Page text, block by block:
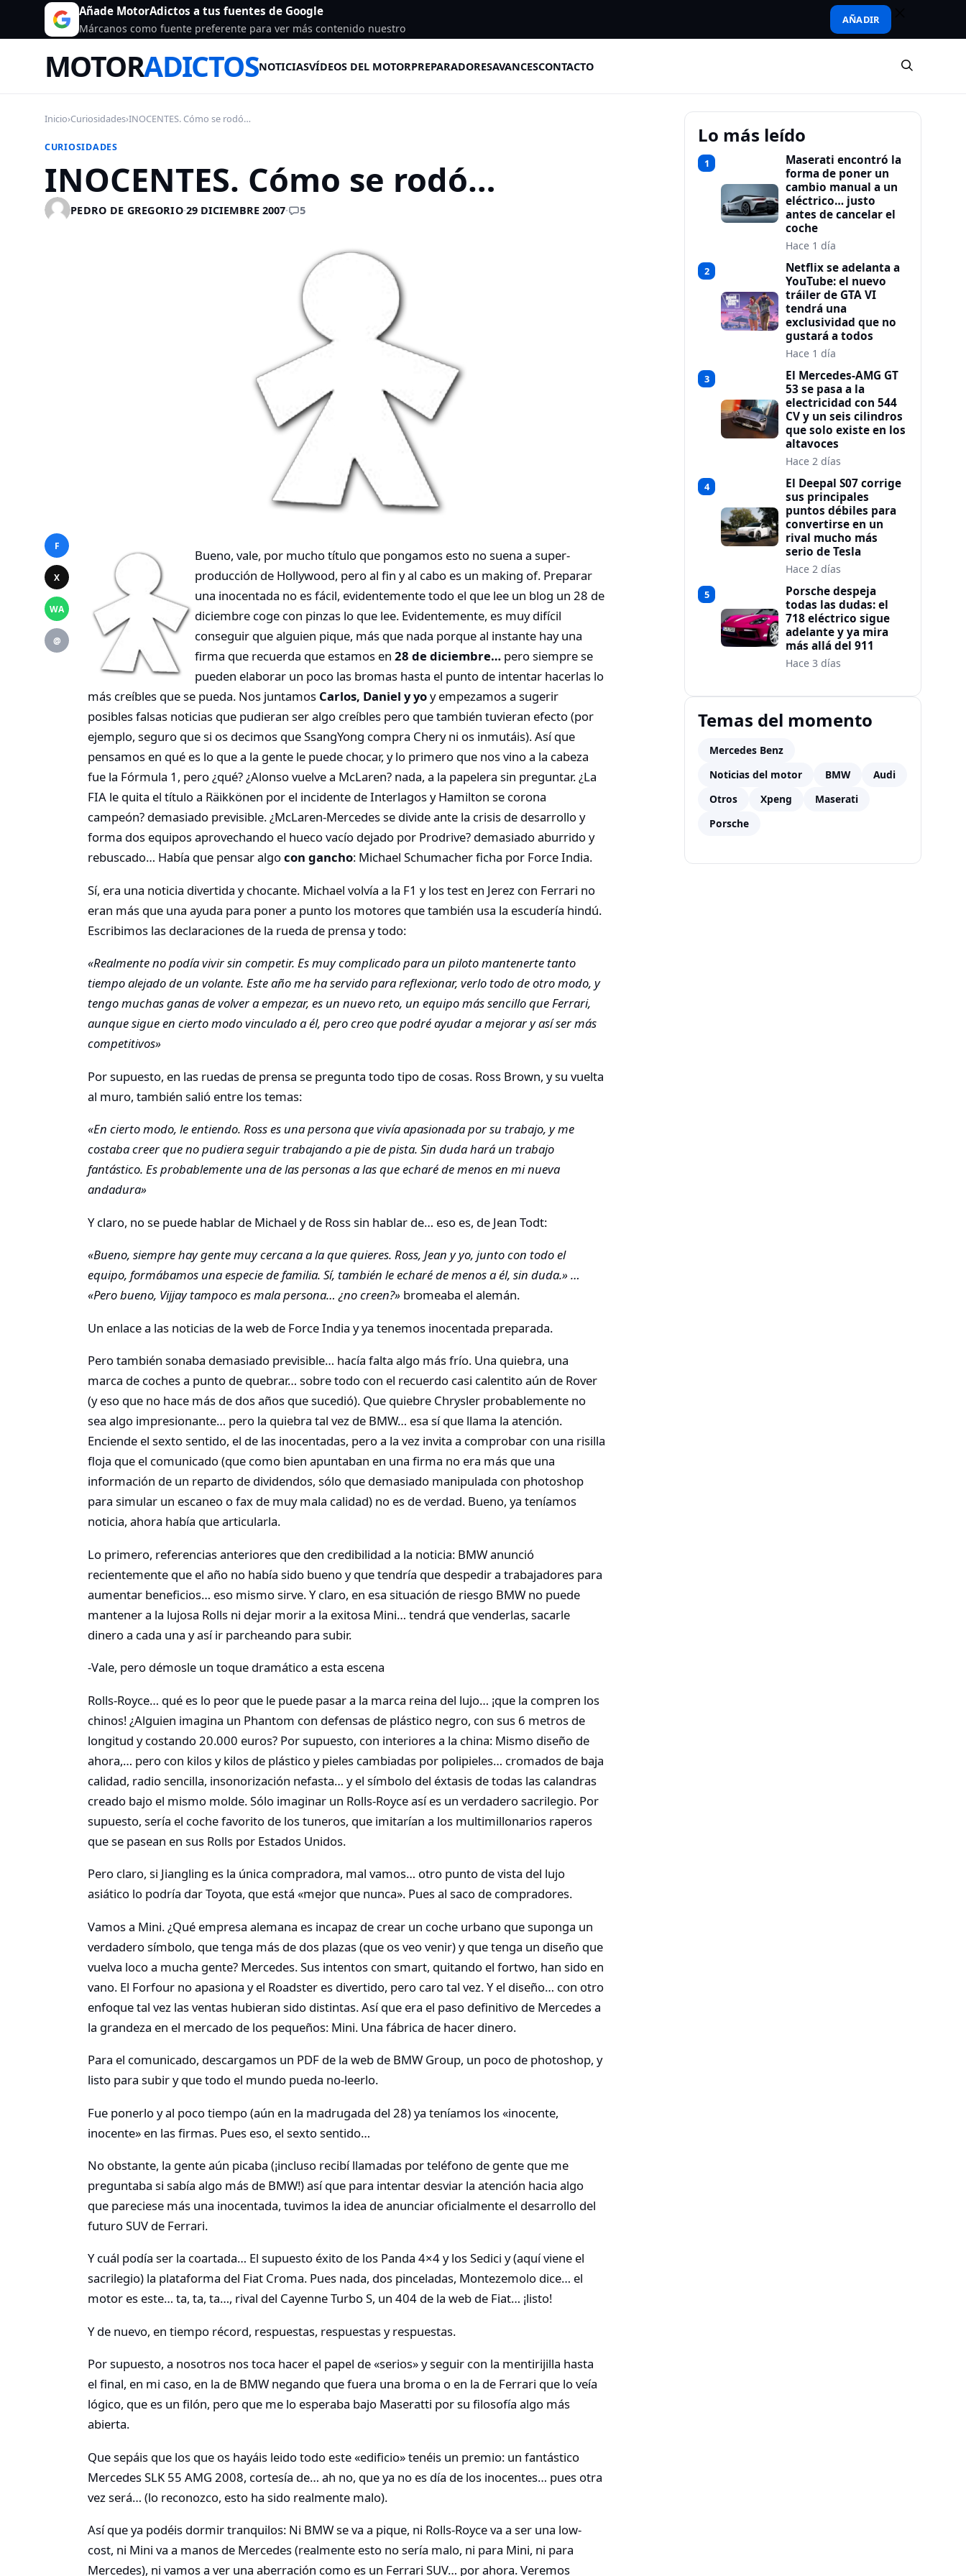
Añade MotorAdictos a tus fuentes de Google
Márcanos como fuente preferente para ver más contenido nuestro
AÑADIR
MOTORADICTOSNOTICIASVÍDEOS DEL MOTORPREPARADORESAVANCESCONTACTO
Inicio›Curiosidades›INOCENTES. Cómo se rodó…
CURIOSIDADES
INOCENTES. Cómo se rodó…
PEDRO DE GREGORIO·29 DICIEMBRE 2007· 5
F
X
WA
@
Bueno, vale, por mucho título que pongamos esto no suena a super-
producción de Hollywood, pero al fin y al cabo es un making of. Preparar
una inocentada no es fácil, evidentemente todo el que lee un blog un 28 de
diciembre coge con pinzas lo que lee. Evidentemente, es muy difícil
conseguir que alguien pique, más que nada porque al instante hay una
firma que recuerda que estamos en 28 de diciembre… pero siempre se
pueden elaborar un poco las bromas hasta el punto de intentar hacerlas lo
más creíbles que se pueda. Nos juntamos Carlos, Daniel y yoy empezamos a sugerir
posibles falsas noticias que pudieran ser algo creíbles pero que también tuvieran efecto (por
ejemplo, seguro que si os decimos que SsangYong compra Chery ni os inmutáis). Así que
pensamos en qué es lo que a la gente le puede chocar, y lo primero que nos vino a la cabeza
fue la Fórmula 1, pero ¿qué? ¿Alonso vuelve a McLaren? nada, a la papelera sin preguntar. ¿La
FIA le quita el título a Räikkönen por el incidente de Interlagos y Hamilton se corona
campeón? demasiado previsible. ¿McLaren-Mercedes se divide ante la crisis de desarrollo y
forma dos equipos aprovechando el hueco vacío dejado por Prodrive? demasiado aburrido y
rebuscado… Había que pensar algocon gancho: Michael Schumacher ficha por Force India.
Sí, era una noticia divertida y chocante. Michael volvía a la F1 y los test en Jerez con Ferrari no
eran más que una ayuda para poner a punto los motores que también usa la escudería hindú.
Escribimos las declaraciones de la rueda de prensa y todo:
«Realmente no podía vivir sin competir. Es muy complicado para un piloto mantenerte tanto
tiempo alejado de un volante. Este año me ha servido para reflexionar, verlo todo de otro modo, y
tengo muchas ganas de volver a empezar, es un nuevo reto, un equipo más sencillo que Ferrari,
aunque sigue en cierto modo vinculado a él, pero creo que podré ayudar a mejorar y así ser más
competitivos»
Por supuesto, en las ruedas de prensa se pregunta todo tipo de cosas. Ross Brown, y su vuelta
al muro, también salió entre los temas:
«En cierto modo, le entiendo. Ross es una persona que vivía apasionada por su trabajo, y me
costaba creer que no pudiera seguir trabajando a pie de pista. Sin duda hará un trabajo
fantástico. Es probablemente una de las personas a las que echaré de menos en mi nueva
andadura»
Y claro, no se puede hablar de Michael y de Ross sin hablar de… eso es, de Jean Todt:
«Bueno, siempre hay gente muy cercana a la que quieres. Ross, Jean y yo, junto con todo el
equipo, formábamos una especie de familia. Sí, también le echaré de menos a él, sin duda.» …
«Pero bueno, Vijjay tampoco es mala persona… ¿no creen?» bromeaba el alemán.
Un enlace a las noticias de la web de Force India y ya tenemos inocentada preparada.
Pero también sonaba demasiado previsible… hacía falta algo más frío. Una quiebra, una
marca de coches a punto de quebrar… sobre todo con el recuerdo casi calentito aún de Rover
(y eso que no hace más de dos años que sucedió). Que quiebre Chrysler probablemente no
sea algo impresionante… pero la quiebra tal vez de BMW… esa sí que llama la atención.
Enciende el sexto sentido, el de las inocentadas, pero a la vez invita a comprobar con una risilla
floja que el comunicado (que como bien apuntaban en una firma no era más que una
información de un reparto de dividendos, sólo que demasiado manipulada con photoshop
para simular un escaneo o fax de muy mala calidad) no es de verdad. Bueno, ya teníamos
noticia, ahora había que articularla.
Lo primero, referencias anteriores que den credibilidad a la noticia: BMW anunció
recientemente que el año no había sido bueno y que tendría que despedir a trabajadores para
aumentar beneficios… eso mismo sirve. Y claro, en esa situación de riesgo BMW no puede
mantener a la lujosa Rolls ni dejar morir a la exitosa Mini… tendrá que venderlas, sacarle
dinero a cada una y así ir parcheando para subir.
-Vale, pero démosle un toque dramático a esta escena
Rolls-Royce… qué es lo peor que le puede pasar a la marca reina del lujo… ¡que la compren los
chinos! ¿Alguien imagina un Phantom con defensas de plástico negro, con sus 6 metros de
longitud y costando 20.000 euros? Por supuesto, con interiores a la china: Mismo diseño de
ahora,… pero con kilos y kilos de plástico y pieles cambiadas por polipieles… cromados de baja
calidad, radio sencilla, insonorización nefasta… y el símbolo del éxtasis de todas las calandras
creado bajo el mismo molde. Sólo imaginar un Rolls-Royce así es un verdadero sacrilegio. Por
supuesto, sería el coche favorito de los tuneros, que imitarían a los multimillonarios raperos
que se pasean en sus Rolls por Estados Unidos.
Pero claro, si Jiangling es la única compradora, mal vamos… otro punto de vista del lujo
asiático lo podría dar Toyota, que está «mejor que nunca». Pues al saco de compradores.
Vamos a Mini. ¿Qué empresa alemana es incapaz de crear un coche urbano que suponga un
verdadero símbolo, que tenga más de dos plazas (que os veo venir) y que tenga un diseño que
vuelva loco a mucha gente? Mercedes. Sus intentos con smart, quitando el fortwo, han sido en
vano. El Forfour no apasiona y el Roadster es divertido, pero caro tal vez. Y el diseño… con otro
enfoque tal vez las ventas hubieran sido distintas. Así que era el paso definitivo de Mercedes a
la grandeza en el mercado de los pequeños: Mini. Una fábrica de hacer dinero.
Para el comunicado, descargamos un PDF de la web de BMW Group, un poco de photoshop, y
listo para subir y que todo el mundo pueda no-leerlo.
Fue ponerlo y al poco tiempo (aún en la madrugada del 28) ya teníamos los «inocente,
inocente» en las firmas. Pues eso, el sexto sentido…
No obstante, la gente aún picaba (¡incluso recibí llamadas por teléfono de gente que me
preguntaba si sabía algo más de BMW!) así que para intentar desviar la atención hacia algo
que pareciese más una inocentada, tuvimos la idea de anunciar oficialmente el desarrollo del
futuro SUV de Ferrari.
Y cuál podía ser la coartada… El supuesto éxito de los Panda 4×4 y los Sedici y (aquí viene el
sacrilegio) la plataforma del Fiat Croma. Pues nada, dos pinceladas, Montezemolo dice… el
motor es este… ta, ta, ta…, rival del Cayenne Turbo S, un 404 de la web de Fiat… ¡listo!
Y de nuevo, en tiempo récord, respuestas, respuestas y respuestas.
Por supuesto, a nosotros nos toca hacer el papel de «serios» y seguir con la mentirijilla hasta
el final, en mi caso, en la de BMW negando que fuera una broma o en la de Ferrari que lo veía
lógico, que es un filón, pero que me lo esperaba bajo Maseratti por su filosofía algo más
abierta.
Que sepáis que los que os hayáis leido todo este «edificio» tenéis un premio: un fantástico
Mercedes SLK 55 AMG 2008, cortesía de… ah no, que ya no es día de los inocentes… pues otra
vez será… (lo reconozco, esto ha sido realmente malo).
Así que ya podéis dormir tranquilos: Ni BMW se va a pique, ni Rolls-Royce va a ser una low-
cost, ni Mini va a manos de Mercedes (realmente esto no sería malo, ni para Mini, ni para
Mercedes), ni vamos a ver una aberración como es un Ferrari SUV… por ahora. Veremos
Lo más leído
1
Maserati encontró la
forma de poner un
cambio manual a un
eléctrico… justo
antes de cancelar el
coche
Hace 1 día
2
Netflix se adelanta a
YouTube: el nuevo
tráiler de GTA VI
tendrá una
exclusividad que no
gustará a todos
Hace 1 día
3
El Mercedes-AMG GT
53 se pasa a la
electricidad con 544
CV y un seis cilindros
que solo existe en los
altavoces
Hace 2 días
4
El Deepal S07 corrige
sus principales
puntos débiles para
convertirse en un
rival mucho más
serio de Tesla
Hace 2 días
5
Porsche despeja
todas las dudas: el
718 eléctrico sigue
adelante y ya mira
más allá del 911
Hace 3 días
Temas del momento
Mercedes Benz
Noticias del motor
BMW
Audi
Otros
Xpeng
Maserati
Porsche